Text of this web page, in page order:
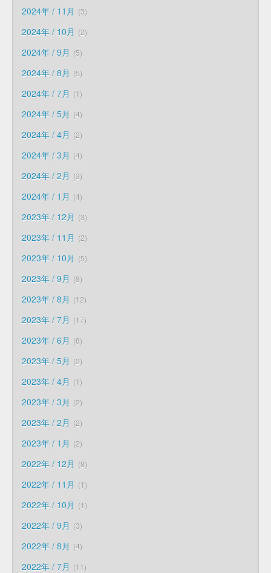
2024年 / 11月 3
2024年 / 10月 2
2024年 / 9月 5
2024年 / 8月 5
2024年 / 7月 1
2024年 / 5月 4
2024年 / 4月 2
2024年 / 3月 4
2024年 / 2月 3
2024年 / 1月 4
2023年 / 12月 3
2023年 / 11月 2
2023年 / 10月 5
2023年 / 9月 8
2023年 / 8月 12
2023年 / 7月 17
2023年 / 6月 8
2023年 / 5月 2
2023年 / 4月 1
2023年 / 3月 2
2023年 / 2月 2
2023年 / 1月 2
2022年 / 12月 8
2022年 / 11月 1
2022年 / 10月 1
2022年 / 9月 3
2022年 / 8月 4
2022年 / 7月 11